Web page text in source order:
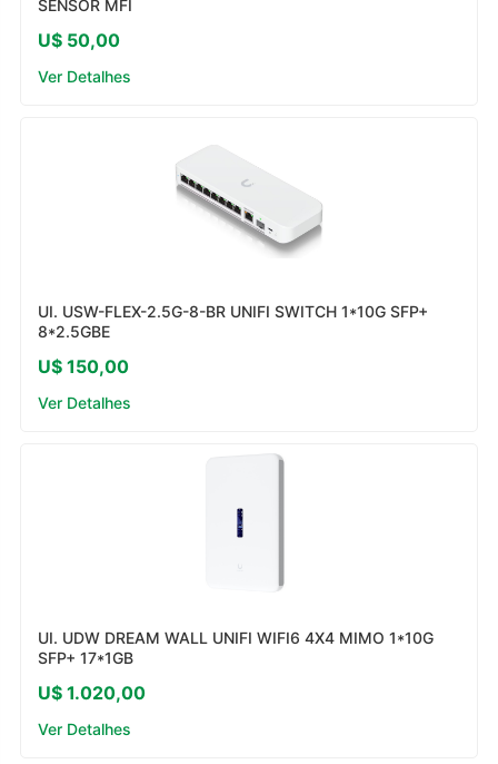
SENSOR MFI
U$ 50,00
Ver Detalhes
UI. USW-FLEX-2.5G-8-BR UNIFI SWITCH 1*10G SFP+
8*2.5GBE
U$ 150,00
Ver Detalhes
UI. UDW DREAM WALL UNIFI WIFI6 4X4 MIMO 1*10G
SFP+ 17*1GB
U$ 1.020,00
Ver Detalhes